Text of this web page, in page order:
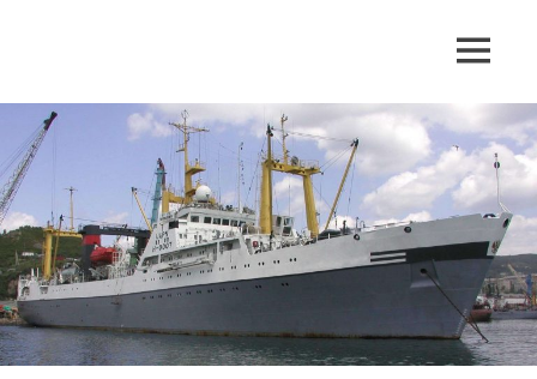
предприятий
Приморья
MENU